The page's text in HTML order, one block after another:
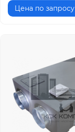
Цена по запросу